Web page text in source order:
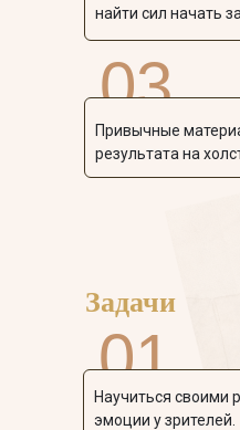
найти сил начать
03
Привычные
результата на
Задачи
01
Научиться своими
эмоции у зрителей.